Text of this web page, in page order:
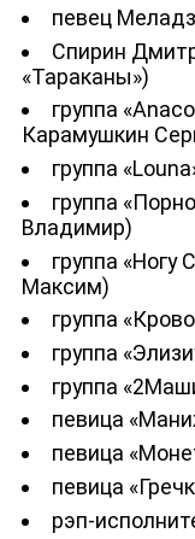
певец
Спирин
«Тараканы»)
группа
Карамушкин
группа
группа
Владимир)
группа «Ногу
Максим)
группа
группа
группа
певица
певица
певица
рэп-